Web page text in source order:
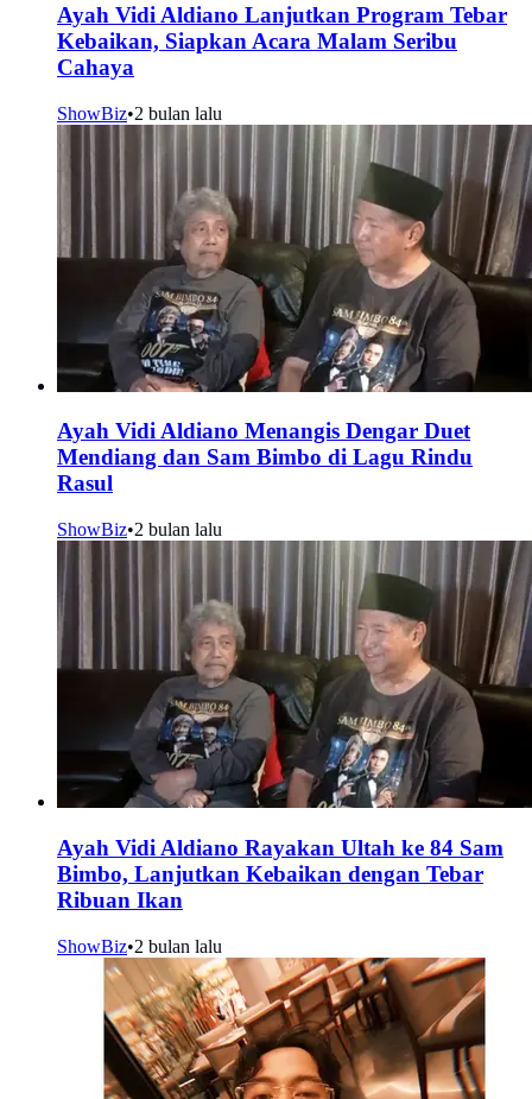
Ayah Vidi Aldiano Lanjutkan Program Tebar
Kebaikan, Siapkan Acara Malam Seribu
Cahaya
ShowBiz•2 bulan lalu
Ayah Vidi Aldiano Menangis Dengar Duet
Mendiang dan Sam Bimbo di Lagu Rindu
Rasul
ShowBiz•2 bulan lalu
Ayah Vidi Aldiano Rayakan Ultah ke 84 Sam
Bimbo, Lanjutkan Kebaikan dengan Tebar
Ribuan Ikan
ShowBiz•2 bulan lalu